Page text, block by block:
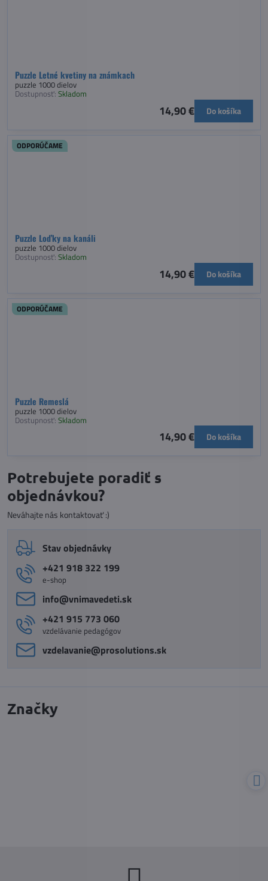
Puzzle Letné kvetiny na známkach
puzzle 1000 dielov
Dostupnosť: Skladom
14,90 € Do košíka
Puzzle Loďky na kanáli
ODPORÚČAME
puzzle 1000 dielov
Dostupnosť: Skladom
14,90 € Do košíka
Puzzle Remeslá
ODPORÚČAME
puzzle 1000 dielov
Dostupnosť: Skladom
14,90 € Do košíka
Potrebujete poradiť s
objednávkou?
Neváhajte nás kontaktovať :)
Stav objednávky
+421 918 322 199
e-shop
info​@vnimavedeti​.sk
+421 915 773 060
vzdelávanie pedagógov
vzdelavanie​@prosolutions​.sk
Značky